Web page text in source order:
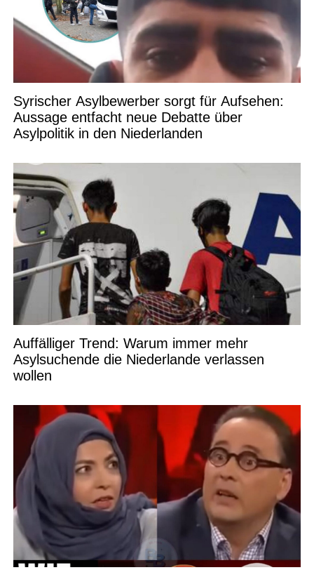
Syrischer Asylbewerber sorgt für Aufsehen:
Aussage entfacht neue Debatte über
Asylpolitik in den Niederlanden
Auffälliger Trend: Warum immer mehr
Asylsuchende die Niederlande verlassen
wollen